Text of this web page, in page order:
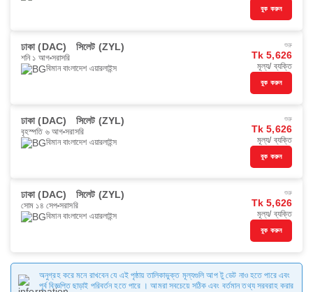
বুক করুন
ঢাকা (DAC) সিলেট (ZYL)
শনি ১ আগ সরাসরি
বিমান বাংলাদেশ এয়ারলাইন্স
শুরু
Tk 5,626
মূল্য/ ব্যক্তি
বুক করুন
ঢাকা (DAC) সিলেট (ZYL)
বৃহস্পতি ৬ আগ সরাসরি
বিমান বাংলাদেশ এয়ারলাইন্স
শুরু
Tk 5,626
মূল্য/ ব্যক্তি
বুক করুন
ঢাকা (DAC) সিলেট (ZYL)
সোম ১৪ সেপ সরাসরি
বিমান বাংলাদেশ এয়ারলাইন্স
শুরু
Tk 5,626
মূল্য/ ব্যক্তি
বুক করুন
অনুগ্রহ করে মনে রাখবেন যে এই পৃষ্ঠায় তালিকাভুক্ত মূল্যগুলি আপ টু ডেট নাও হতে পারে এবং
পূর্ব বিজ্ঞপ্তি ছাড়াই পরিবর্তন হতে পারে । আমরা সবচেয়ে সঠিক এবং বর্তমান তথ্য সরবরাহ করার